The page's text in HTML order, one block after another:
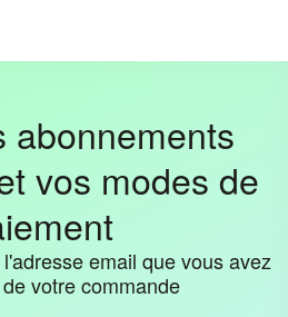
abonnements
vos modes de
email que vous avez
votre commande